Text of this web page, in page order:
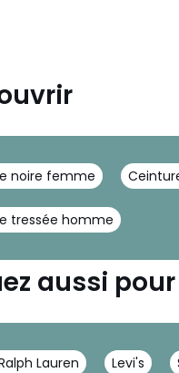
noire femme
tressée homme
aussi pour
Lauren Levi's